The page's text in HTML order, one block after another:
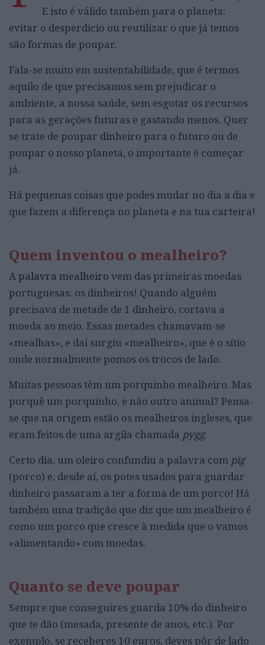
E isto é válido também para o planeta:
evitar o desperdício ou reutilizar o que já temos
são formas de poupar.
Fala-se muito em sustentabilidade, que é termos
aquilo de que precisamos sem prejudicar o
ambiente, a nossa saúde, sem esgotar os recursos
para as gerações futuras e gastando menos. Quer
se trate de poupar dinheiro para o futuro ou de
poupar o nosso planeta, o importante é começar
já.
Há pequenas coisas que podes mudar no dia a dia e
que fazem a diferença no planeta e na tua carteira!
Quem inventou o mealheiro?
A palavra mealheiro vem das primeiras moedas
portuguesas: os dinheiros! Quando alguém
precisava de metade de 1 dinheiro, cortava a
moeda ao meio. Essas metades chamavam-se
«mealhas», e daí surgiu «mealheiro», que é o sítio
onde normalmente pomos os trocos de lado.
Muitas pessoas têm um porquinho mealheiro. Mas
porquê um porquinho, e não outro animal? Pensa-
se que na origem estão os mealheiros ingleses, que
eram feitos de uma argila chamada pygg.
Certo dia, um oleiro confundiu a palavra com pig
(porco) e, desde aí, os potes usados para guardar
dinheiro passaram a ter a forma de um porco! Há
também uma tradição que diz que um mealheiro é
como um porco que cresce à medida que o vamos
«alimentando» com moedas.
Quanto se deve poupar
Sempre que conseguires guarda 10% do dinheiro
que te dão (mesada, presente de anos, etc.). Por
exemplo, se receberes 10 euros, deves pôr de lado